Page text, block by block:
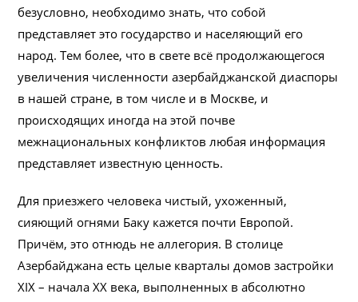
безусловно, необходимо знать, что собой
представляет это государство и населяющий его
народ. Тем более, что в свете всё продолжающегося
увеличения численности азербайджанской диаспоры
в нашей стране, в том числе и в Москве, и
происходящих иногда на этой почве
межнациональных конфликтов любая информация
представляет известную ценность.
Для приезжего человека чистый, ухоженный,
сияющий огнями Баку кажется почти Европой.
Причём, это отнюдь не аллегория. В столице
Азербайджана есть целые кварталы домов застройки
XIX – начала XX века, выполненных в абсолютно